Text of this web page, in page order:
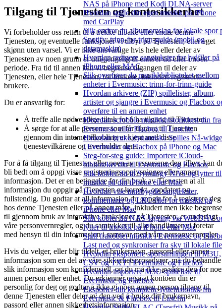
NAS på iPhone med Kodi DLNA-server
Hvordan spille din egen musikk på iPhone
med CarPlay
Slik endrer du albumomslag for lokale spor
Spotify: trinn-for-trinn-guide (mobil og
datamaskin)
Hvordan redigere sangtekster for lydfiler på
iPhone eller MAC
Slik overfører du musikkbiblioteket mellom
enheter i Evermusic: trinn-for-trinn-guide
Hvordan arkivere (ZIP) spillelister, album,
artister og sjangre i Evermusic og Flacbox
overføre til en annen enhet
Hvordan scrobble musikkhistorikken din fra
Evermusic eller Flacbox til Last.fm
Hvordan bruke dynamiske Spilles Nå-
i Evermusic og Flacbox på iPhone og Mac
Steg-for-steg guide: Importere iCloud-
biblioteket ditt til Evermusic og Flacbox
Slik kobler du til Synology NAS og lytter til
musikk på din iPhone eller Mac
Hvordan vise innebygde sangtekster,
kommentarer og LRC-filer for musikk på
iPhone eller Mac
Slik kobler du NAS-lagring via WebDAV
lytter til musikk på iPhone eller Mac
Spill frakoblet musikk i Evermusic og
Last ned og synkroniser fra sky til lokale
Hvordan eksportere sporsamlingen til M3U,
CSV og TXT i Evermusic og Flacbox
Hvordan importere M3U-spilleliste til
Evermusic og Flacbox
Eksporter din komplette lyttehistorikk fra
Evermusic & Flacbox til Last.fm
Tilgang til Tjenesten og kontosikkerhet
Vi forbeholder oss retten til å trekke tilbake eller endre denne
Tjenesten, og eventuelle funksjoner vi tilbyr på Tjenesten, etter eget
skjønn uten varsel. Vi er ikke ansvarlige hvis hele eller deler av
Tjenesten av noen grunn er utilgjengelig til enhver tid eller i noen
periode. Fra tid til annen kan vi begrense tilgangen til deler av
Tjenesten, eller hele Tjenesten, for brukere, inkludert registrerte
brukere.
Du er ansvarlig for:
Å treffe alle nødvendige tiltak for å ha tilgang til Tjenesten.
Å sørge for at alle personer som får tilgang til Tjenesten
gjennom din internettilkobling er kjent med disse
tjenestevilkårene og overholder dem.
For å få tilgang til Tjenesten eller noen av ressursene den tilbyr, kan
bli bedt om å oppgi visse registreringsopplysninger eller annen
informasjon. Det er en betingelse for din bruk av Tjenesten at all
informasjon du oppgir på Tjenesten er korrekt, oppdatert og
fullstendig. Du godtar at all informasjon du oppgir for å registrere deg
hos denne Tjenesten eller på annen måte, inkludert men ikke
til gjennom bruk av interaktive funksjoner på Tjenesten, er underlagt
våre personvernregler, og du samtykker til alle handlinger vi foretar
med hensyn til din informasjon i samsvar med våre personvernregler.
Hvis du velger, eller blir tildelt, et brukernavn, passord eller annen
informasjon som en del av våre sikkerhetsprosedyrer, må du behandle
slik informasjon som konfidensiell, og du må ikke avsløre den for
annen person eller enhet. Du erkjenner også at kontoen din er
personlig for deg og godtar å ikke gi noen annen person tilgang til
denne Tjenesten eller deler av den ved å bruke ditt brukernavn,
passord eller annen sikkerhetsinformasjon.